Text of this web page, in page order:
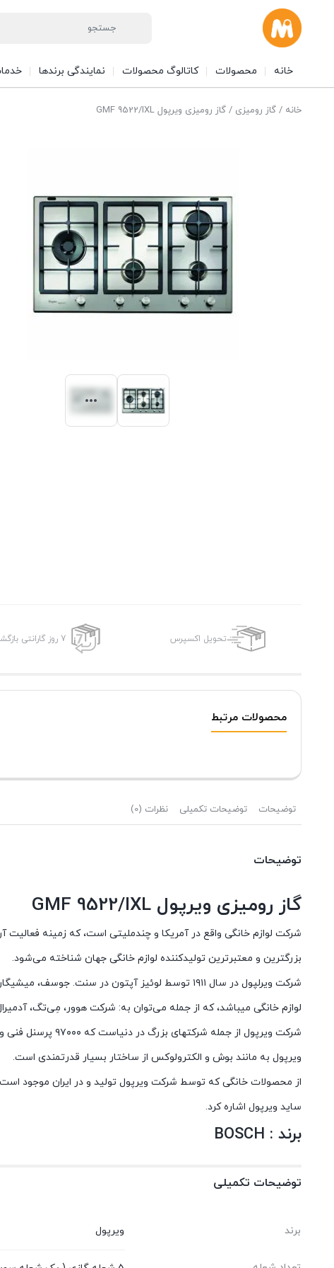
خانه محصولات کاتالوگ محصولات نمایندگی برندها
خانه /گاز رومیزی / گاز رومیزی ویرپول GMF 9522/IXL
تحویل اکسپرس 7 روز گارانتی بازگشت وجه
محصولات مرتبط
توضیحات توضیحات تکمیلی نظرات (0)
توضیحات
گاز رومیزی ویرپول GMF 9522/IXL
بزرگترین و معتبرترین تولیدکننده لوازم خانگی جهان شناخته می‌شود.
لوازم خانگی میباشد، که از جمله می‌توان به: شرکت هوور، مِی‌تگ،
شرکت ویرپول از
ویرپول به مانند بوش و الکترولوکس از ساختار بسیار قدرتمندی است.
از محصولات خانگی که توسط شرکت ویرپول تولید و در ایران موجود است
ساید ویرپول اشاره کرد.
برند : BOSCH
توضیحات تکمیلی
برند ویرپول